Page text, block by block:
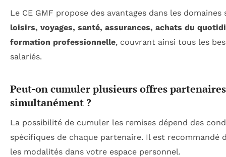
Le CE GMF propose des avantages dans les domaines
loisirs, voyages, santé, assurances, achats du
formation professionnelle, couvrant ainsi tous les
salariés.
Peut-on cumuler plusieurs offres partenaires
simultanément ?
La possibilité de cumuler les remises dépend des
spécifiques de chaque partenaire. Il est recommandé
les modalités dans votre espace personnel.